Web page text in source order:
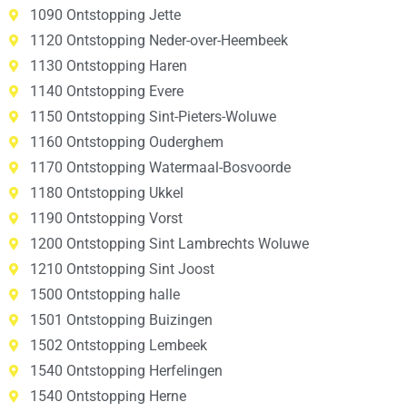
1090 Ontstopping Jette
1120 Ontstopping Neder-over-Heembeek
1130 Ontstopping Haren
1140 Ontstopping Evere
1150 Ontstopping Sint-Pieters-Woluwe
1160 Ontstopping Ouderghem
1170 Ontstopping Watermaal-Bosvoorde
1180 Ontstopping Ukkel
1190 Ontstopping Vorst
1200 Ontstopping Sint Lambrechts Woluwe
1210 Ontstopping Sint Joost
1500 Ontstopping halle
1501 Ontstopping Buizingen
1502 Ontstopping Lembeek
1540 Ontstopping Herfelingen
1540 Ontstopping Herne